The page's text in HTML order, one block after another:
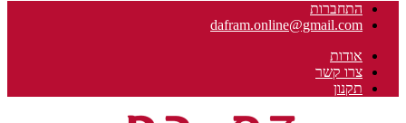
התחברות
dafram.online@gmail.com
אודות
צרו קשר
תקנון